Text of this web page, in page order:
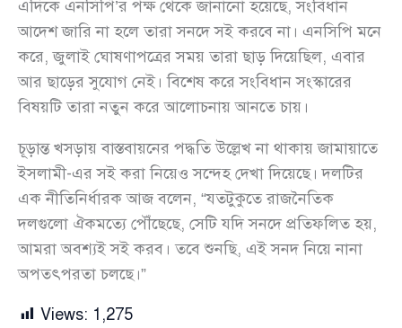
এদিকে এনসিপি’র পক্ষ থেকে জানানো হয়েছে, সংবিধান
আদেশ জারি না হলে তারা সনদে সই করবে না। এনসিপি মনে
করে, জুলাই ঘোষণাপত্রের সময় তারা ছাড় দিয়েছিল, এবার
আর ছাড়ের সুযোগ নেই। বিশেষ করে সংবিধান সংস্কারের
বিষয়টি তারা নতুন করে আলোচনায় আনতে চায়।
চূড়ান্ত খসড়ায় বাস্তবায়নের পদ্ধতি উল্লেখ না থাকায় জামায়াতে
ইসলামী-এর সই করা নিয়েও সন্দেহ দেখা দিয়েছে। দলটির
এক নীতিনির্ধারক আজ বলেন, “যতটুকুতে রাজনৈতিক
দলগুলো ঐকমত্যে পৌঁছেছে, সেটি যদি সনদে প্রতিফলিত হয়,
আমরা অবশ্যই সই করব। তবে শুনছি, এই সনদ নিয়ে নানা
অপতৎপরতা চলছে।”
Views: 1,275